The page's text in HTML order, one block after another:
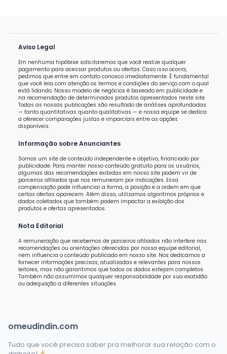
Aviso Legal
Em nenhuma hipótese solicitaremos que você realize qualquer
pagamento para acessar produtos ou ofertas. Caso isso ocorra,
pedimos que entre em contato conosco imediatamente. É fundamental
que você leia com atenção os termos e condições do serviço com o qual
está lidando. Nosso modelo de negócios é baseado em publicidade e
na recomendação de determinados produtos apresentados neste site.
Todas as nossas publicações são resultado de análises aprofundadas
— tanto quantitativas quanto qualitativas — e nossa equipe se dedica
a oferecer comparações justas e imparciais entre as opções
disponíveis.
Informação sobre Anunciantes
Somos um site de conteúdo independente e objetivo, financiado por
publicidade. Para manter nosso conteúdo gratuito para os usuários,
algumas das recomendações exibidas em nosso site podem vir de
parceiros afiliados que nos remuneram por indicações. Essa
compensação pode influenciar a forma, a posição e a ordem em que
certas ofertas aparecem. Além disso, utilizamos algoritmos próprios e
dados coletados que também podem impactar a exibição dos
produtos e ofertas apresentados.
Nota Editorial
A remuneração que recebemos de parceiros afiliados não interfere nas
recomendações ou orientações oferecidas por nossa equipe editorial,
nem influencia o conteúdo publicado em nosso site. Nos dedicamos a
fornecer informações precisas, atualizadas e relevantes para nossos
leitores, mas não garantimos que todos os dados estejam completos.
Também não assumimos qualquer responsabilidade por sua exatidão
ou adequação a diferentes situações.
omeudindin.com
Tudo que você precisa saber pra melhorar sua relação com o